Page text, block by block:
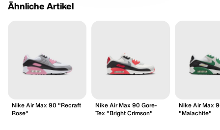
Ähnliche Artikel
Nike Air Max 90 "Recraft
Rose"
Nike Air Max 90 Gore-
Tex "Bright Crimson"
Nike Air Max
"Malachite"